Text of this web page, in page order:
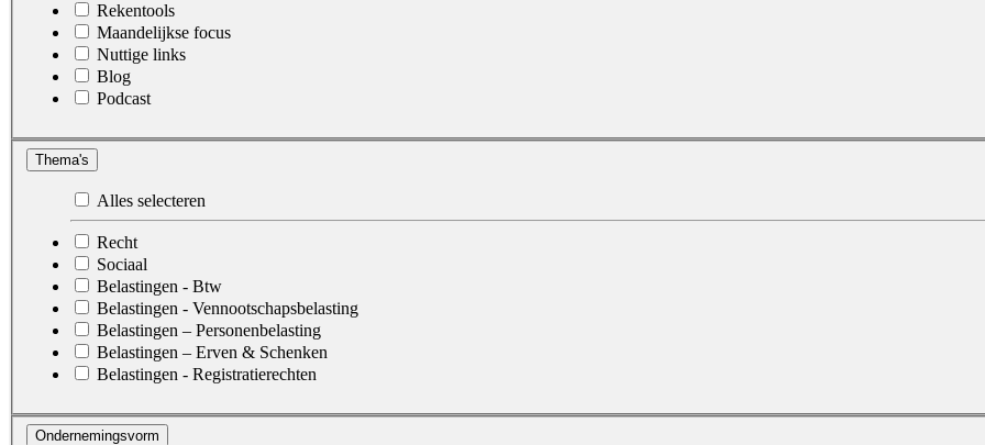
Rekentools
Maandelijkse focus
Nuttige links
Blog
Podcast
Thema's
Alles selecteren
Recht
Sociaal
Belastingen - Btw
Belastingen - Vennootschapsbelasting
Belastingen – Personenbelasting
Belastingen – Erven & Schenken
Belastingen - Registratierechten
Ondernemingsvorm